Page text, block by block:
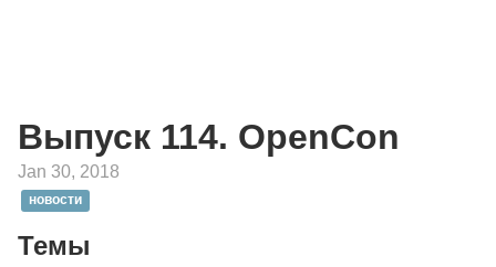
Выпуск 114. OpenCon
Jan 30, 2018
новости
Темы